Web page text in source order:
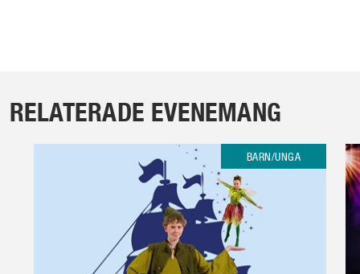
RELATERADE EVENEMANG
BARN/UNGA